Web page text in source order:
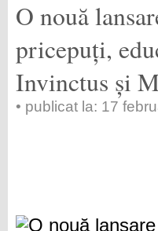
O nouă
pricepuți,
Invinctus și
• publicat la: 17